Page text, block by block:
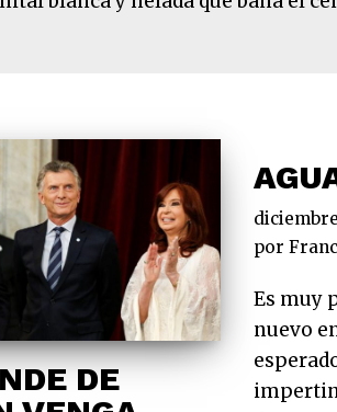
DE
diciembre
por
Es muy
nuevo